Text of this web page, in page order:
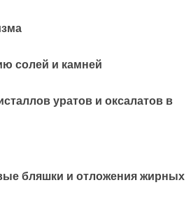
солей и камней
уратов и оксалатов в
бляшки и отложения жирных